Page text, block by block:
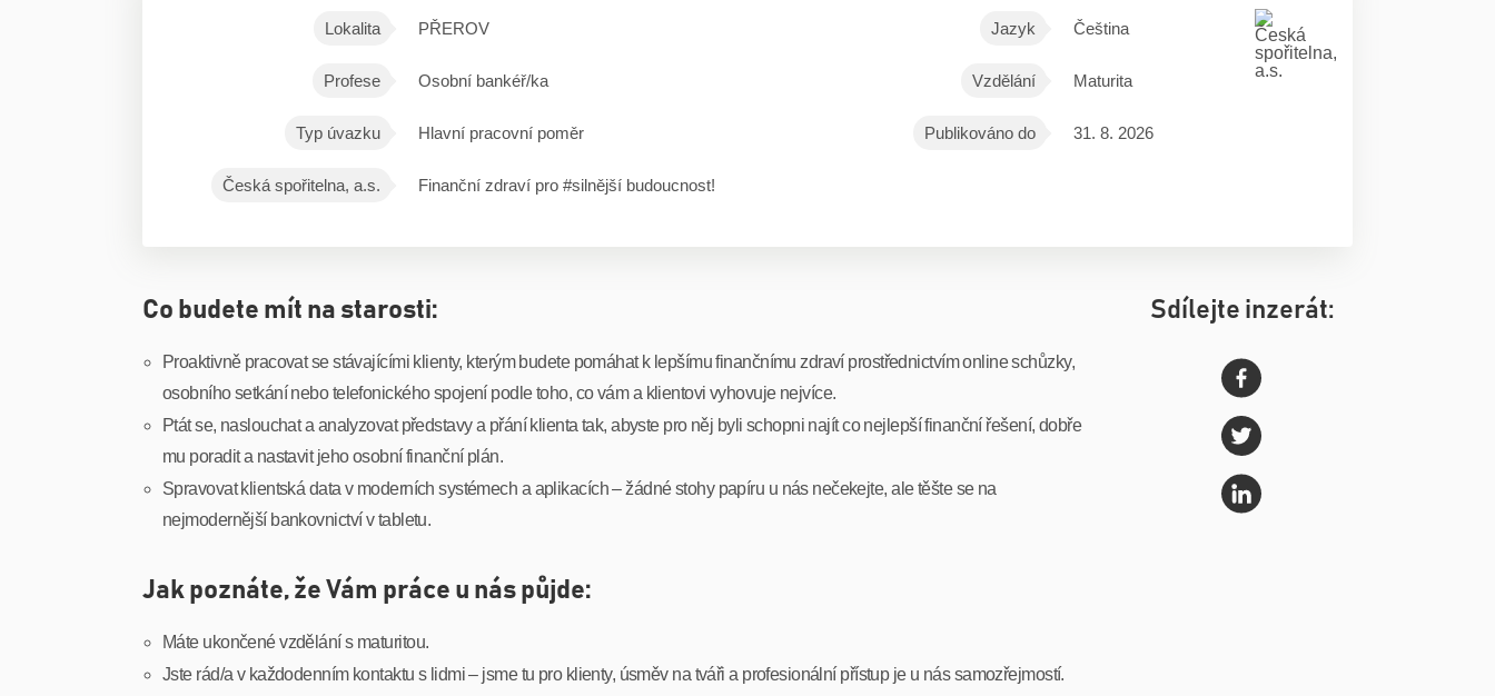
Lokalita PŘEROV Jazyk Čeština
Profese Osobní bankéř/ka Vzdělání Maturita
Typ úvazku Hlavní pracovní poměr Publikováno do 31. 8. 2026
Česká spořitelna, a.s. Finanční zdraví pro #silnější budoucnost!
Co budete mít na starosti:
Proaktivně pracovat se stávajícími klienty, kterým budete pomáhat k lepšímu finančnímu zdraví prostřednictvím online schůzky,
osobního setkání nebo telefonického spojení podle toho, co vám a klientovi vyhovuje nejvíce.
Ptát se, naslouchat a analyzovat představy a přání klienta tak, abyste pro něj byli schopni najít co nejlepší finanční řešení, dobře
mu poradit a nastavit jeho osobní finanční plán.
Spravovat klientská data v moderních systémech a aplikacích – žádné stohy papíru u nás nečekejte, ale těšte se na
nejmodernější bankovnictví v tabletu.
Jak poznáte, že Vám práce u nás půjde:
Máte ukončené vzdělání s maturitou.
Jste rád/a v každodenním kontaktu s lidmi – jsme tu pro klienty, úsměv na tváři a profesionální přístup je u nás samozřejmostí.
Sdílejte inzerát: